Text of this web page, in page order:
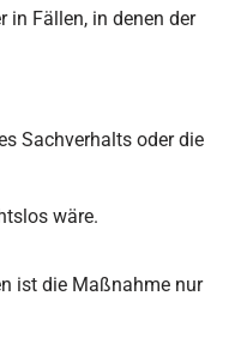
in Fällen, in denen der
Sachverhalts oder die
wäre.
ist die Maßnahme nur